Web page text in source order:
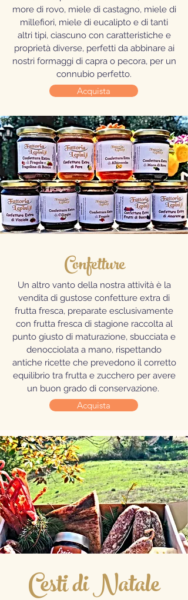
more di rovo, miele di castagno, miele di
millefiori, miele di eucalipto e di tanti
altri tipi, ciascuno con caratteristiche e
proprietà diverse, perfetti da abbinare ai
nostri formaggi di capra o pecora, per un
connubio perfetto.
Acquista
Confetture
Un altro vanto della nostra attività è la
vendita di gustose confetture extra di
frutta fresca, preparate esclusivamente
con frutta fresca di stagione raccolta al
punto giusto di maturazione, sbucciata e
denocciolata a mano, rispettando
antiche ricette che prevedono il corretto
equilibrio tra frutta e zucchero per avere
un buon grado di conservazione.
Acquista
Cesti di Natale